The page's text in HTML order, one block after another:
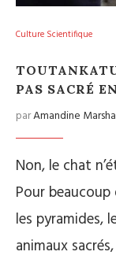
Culture Scientifique
PAS SACRÉ
parAmandine
Non, le chat
Pour
les pyramides,
animaux